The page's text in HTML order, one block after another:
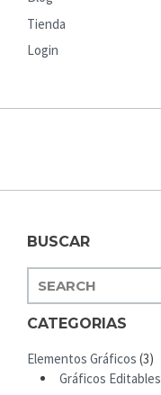
Tienda
Login
BUSCAR
A
C
CATEGORIAS
Elementos Gráficos (3)
Gráficos Editables